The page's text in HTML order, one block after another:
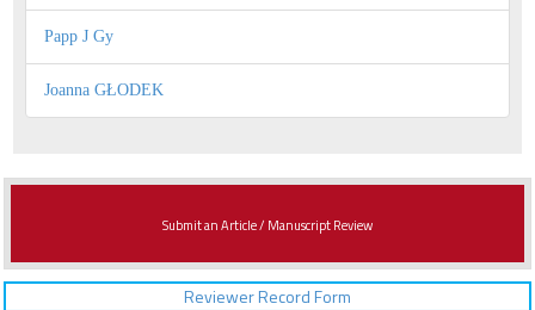
Papp J Gy
Joanna GŁODEK
Submit an Article / Manuscript Review
Reviewer Record Form